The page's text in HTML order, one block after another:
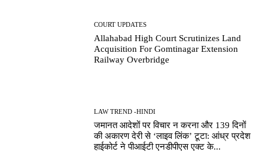
COURT UPDATES
Allahabad High Court Scrutinizes Land
Acquisition For Gomtinagar Extension
Railway Overbridge
LAW TREND -HINDI
जमानत आदेशों पर विचार न करना और 139 दिनों
की अकारण देरी से ‘लाइव लिंक’ टूटा: आंध्र प्रदेश
हाईकोर्ट ने पीआईटी एनडीपीएस एक्ट के...